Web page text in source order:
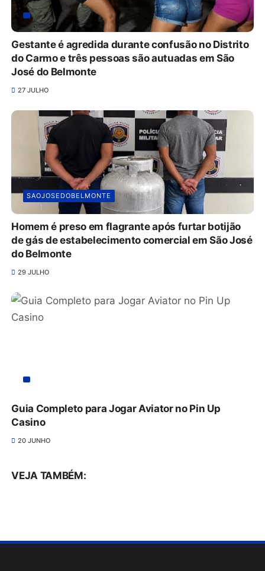
Gestante é agredida durante confusão no Distrito
do Carmo e três pessoas são autuadas em São
José do Belmonte
27 JULHO
SAOJOSEDOBELMONTE
Homem é preso em flagrante após furtar botijão
de gás de estabelecimento comercial em São José
do Belmonte
29 JULHO
Guia Completo para Jogar Aviator no Pin Up
Casino
20 JUNHO
VEJA TAMBÉM: